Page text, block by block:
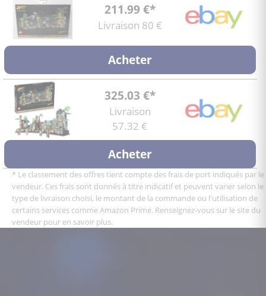
211.99 €*
Livraison 80 €
Acheter
325.03 €*
Livraison
57.32 €
Acheter
* Le classement des offres tient compte des frais de port indiqués par le
vendeur. Ces frais sont donnés à titre indicatif et peuvent varier selon le
type de livraison choisi, le montant de la commande ou l'utilisation de
certains services comme Amazon Prime. Renseignez-vous sur le site du
vendeur pour en savoir plus.